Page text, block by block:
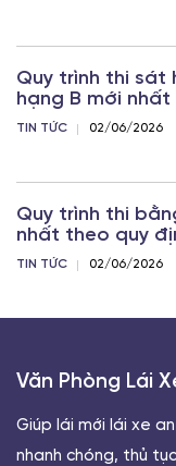
Quy trình thi sát
hạng B mới nhất
TIN TỨC 02/06/2026
Quy trình thi
nhất theo quy
TIN TỨC 02/06/2026
Văn Phòng Lái
Giúp lái mới lái xe
nhanh chóng, thủ